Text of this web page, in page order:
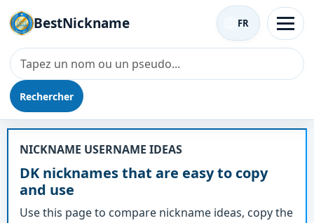
BestNickname
Rechercher
FR
Surnom - DK
NICKNAME USERNAME IDEAS
DK nicknames that are easy to copy
and use
Use this page to compare nickname ideas, copy the